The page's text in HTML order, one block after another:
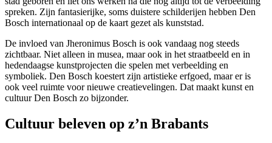
spreken. Zijn fantasierijke, soms duistere schilderijen hebben Den
Bosch internationaal op de kaart gezet als kunststad.
De invloed van Jheronimus Bosch is ook vandaag nog steeds
zichtbaar. Niet alleen in musea, maar ook in het straatbeeld en in
hedendaagse kunstprojecten die spelen met verbeelding en
symboliek. Den Bosch koestert zijn artistieke erfgoed, maar er is
ook veel ruimte voor nieuwe creatievelingen. Dat maakt kunst en
cultuur Den Bosch zo bijzonder.
Cultuur beleven op z’n Brabants